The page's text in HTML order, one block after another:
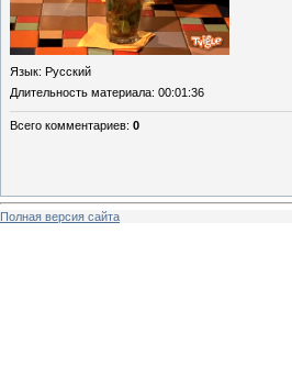
Язык: Русский
Длительность материала: 00:01:36
Всего комментариев: 0
Полная версия сайта